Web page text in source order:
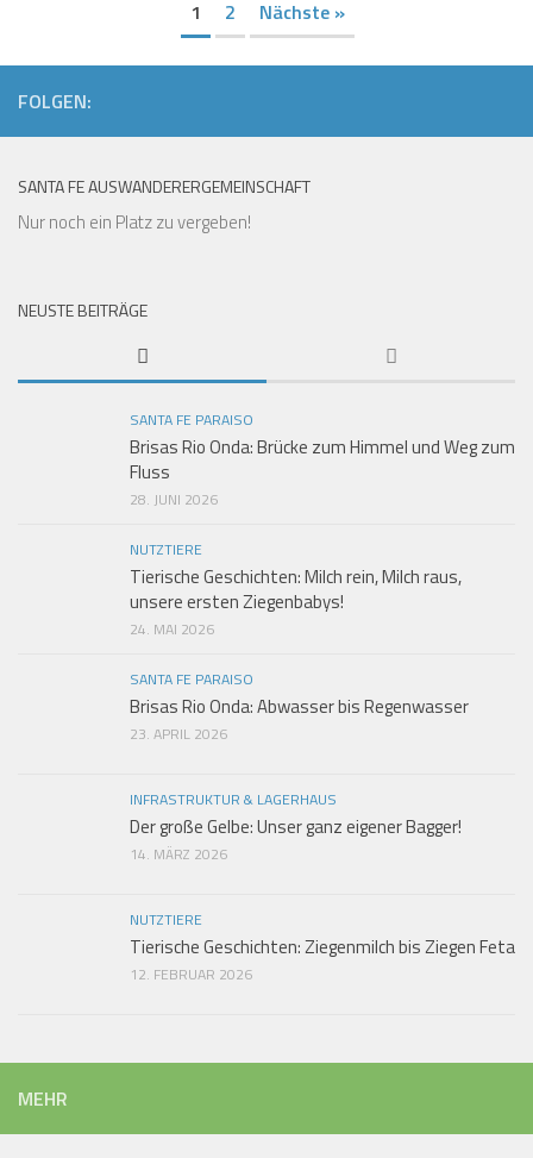
1 2 Nächste »
FOLGEN:
SANTA FE AUSWANDERERGEMEINSCHAFT
Nur noch ein Platz zu vergeben!
NEUSTE BEITRÄGE
SANTA FE PARAISO
Brisas Rio Onda: Brücke zum Himmel und Weg zum
Fluss
28. JUNI 2026
NUTZTIERE
Tierische Geschichten: Milch rein, Milch raus,
unsere ersten Ziegenbabys!
24. MAI 2026
SANTA FE PARAISO
Brisas Rio Onda: Abwasser bis Regenwasser
23. APRIL 2026
INFRASTRUKTUR & LAGERHAUS
Der große Gelbe: Unser ganz eigener Bagger!
14. MÄRZ 2026
NUTZTIERE
Tierische Geschichten: Ziegenmilch bis Ziegen Feta
12. FEBRUAR 2026
MEHR